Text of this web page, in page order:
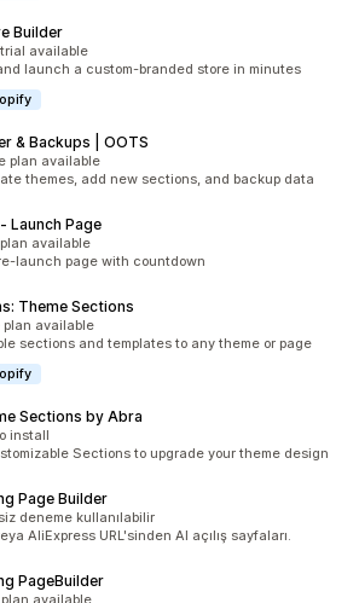
Builder
available
launch a custom-branded store in minutes
& Backups | OOTS
plan available
themes, add new sections, and backup data
Launch Page
available
launch page with countdown
Theme Sections
plan available
sections and templates to any theme or page
Sections by Abra
install
Sections to upgrade your theme design
Page Builder
deneme kullanılabilir
AliExpress URL'sinden AI açılış sayfaları.
PageBuilder
plan available